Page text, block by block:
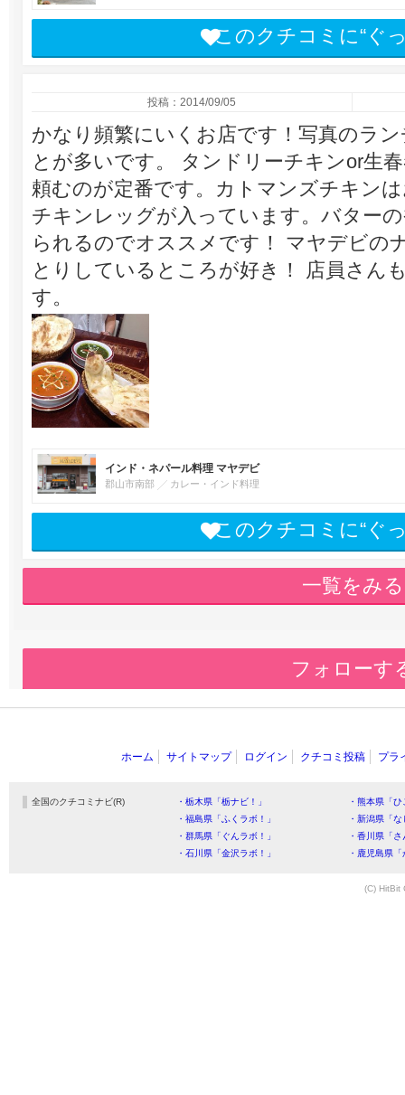
このクチコミに“ぐ
投稿：2014/09/05
かなり頻繁にいくお店です！写真のラ
とが多いです。 タンドリーチキンor生
頼むのが定番です。カトマンズチキン
チキンレッグが入っています。バター
られるのでオススメです！ マヤデビの
とりしているところが好き！ 店員さん
す。
インド・ネパール料理 マヤデビ
郡山市南部 カレー・インド料理
このクチコミに“ぐ
一覧をみる
フォローす
ホーム サイトマップ ログイン クチコミ投稿 プラ
全国のクチコミナビ(R) ・栃木県「栃ナビ！」
・熊本県「
・福島県「ふくラボ！」
・新潟県「
・群馬県「ぐんラボ！」
・香川県「
・石川県「金沢ラボ！」
・鹿児島県
(C) HitBit